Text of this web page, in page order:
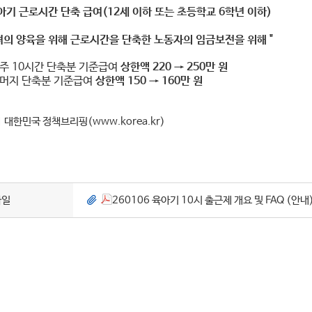
기 근로시간 단축 급여(12세 이하 또는 초등학교 6학년 이하)
의 양육을 위해 근로시간을 단축한 노동자의 임금보전을 위해 "
10시간 단축분 기준급여 상한액 220 → 250만 원
지 단축분 기준급여 상한액 150 → 160만 원
대한민국 정책브리핑(www.korea.kr)
260106 육아기 10시 출근제 개요 및 FAQ (안